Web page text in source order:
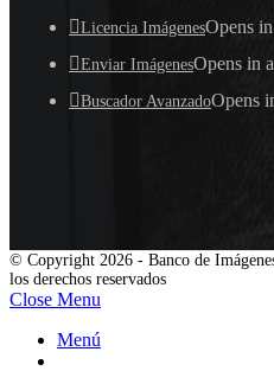
Licencia ImágenesOpens
Enviar ImágenesOpens in
Buscador AvanzadoOpens
© Copyright 2026 - Banco de
los derechos reservados
Close Menu
Menú